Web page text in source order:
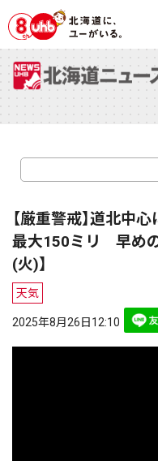
【厳重警戒】道北中
最大150ミリ 早めの
(火)】
天気
2025年8月26日12:10